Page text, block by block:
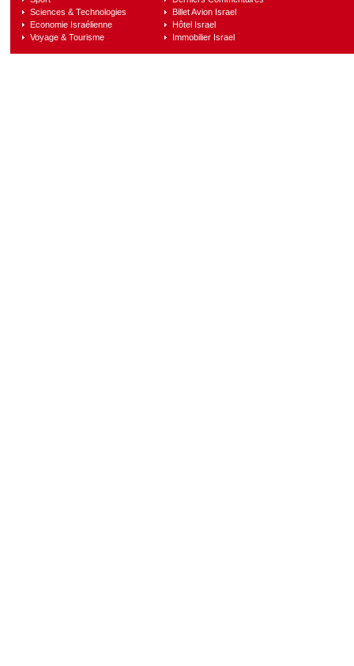
Sciences & Technologies
Economie Israélienne
Voyage & Tourisme
Billet Avion Israel
Hôtel Israel
Immobilier Israel